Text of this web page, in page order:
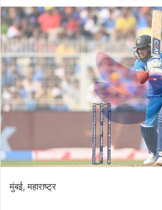
email
मुंबई, महाराष्ट्र